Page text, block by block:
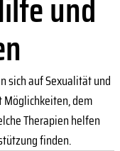
sich auf Sexualität und
Möglichkeiten, dem
Therapien helfen
finden.